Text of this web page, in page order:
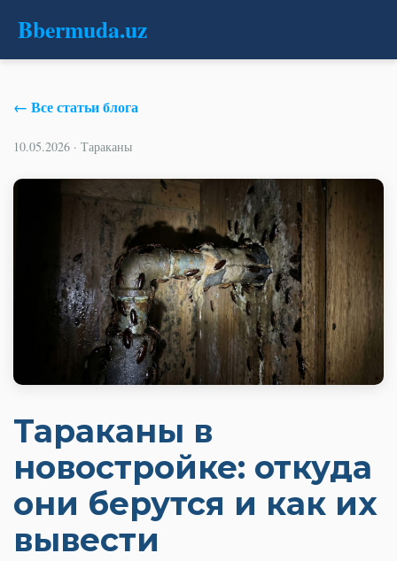
Bbermuda.uz
← Все статьи блога
10.05.2026 · Тараканы
Тараканы в
новостройке: откуда
они берутся и как их
вывести